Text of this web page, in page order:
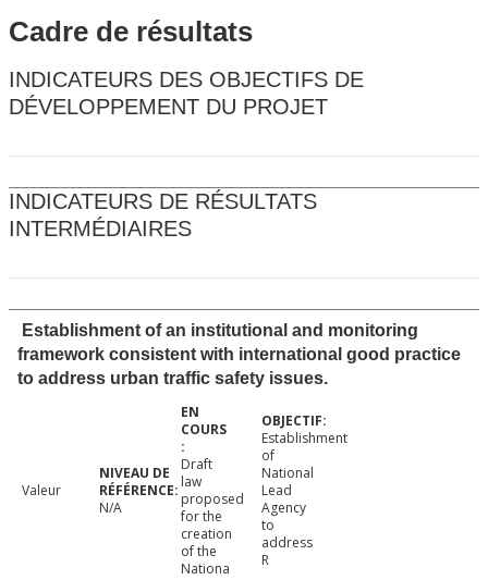
Cadre de résultats
INDICATEURS DES OBJECTIFS DE
DÉVELOPPEMENT DU PROJET
INDICATEURS DE RÉSULTATS
INTERMÉDIAIRES
Establishment of an institutional and monitoring
framework consistent with international good practice
to address urban traffic safety issues.
Valeur
N/A
Draft
law
proposed
for the
creation
of the
Nationa
Establishment
of
National
Lead
Agency
to
address
R